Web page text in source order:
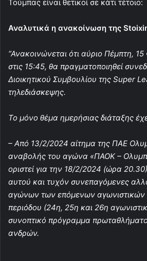
Τούμπας είναι θετικοί σε κάτι τέτοιο:
Αναλυτικά η ανακοίνωση της
“Ανακοινώνεται ότι αύριο Πέμπτη,
στις 15:45, θα πραγματοποιηθεί
Διοικητικού Συμβουλίου της Super
τηλεδιάσκεψης.
Το μόνο θέμα ημερήσιας διάταξης
– Από 13/2/2024 αίτημα της ΠΑΕ
αναβολής του αγώνα «ΠΑΟΚ –
οριστεί για την 18/2/2024 (ώρα
αυτού και τυχόν συνεπαγόμενες
αγώνων των επόμενων αγωνιστικών
περιόδου (24η, 25η και 26η
συνοπτικό πρόγραμμα
ανδρών.